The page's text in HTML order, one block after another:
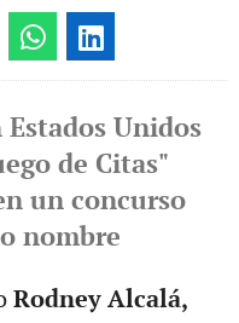
Unidos
de Citas"
un concurso
nombre
Rodney Alcalá,